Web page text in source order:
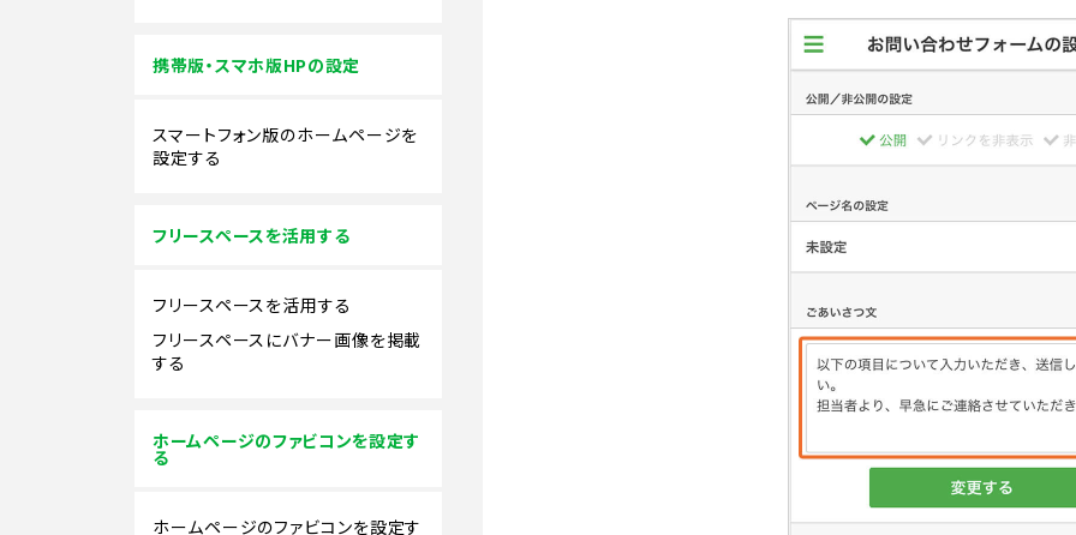
携帯版・スマホ版HPの設定
スマートフォン版のホームページを
設定する
フリースペースを活用する
フリースペースを活用する
フリースペースにバナー画像を掲載
する
ホームページのファビコンを設定す
る
ホームページのファビコンを設定す